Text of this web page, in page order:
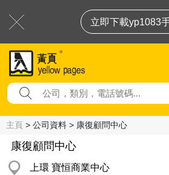
立即下載yp1083
主頁 > 公司資料 > 康復顧問中心
康復顧問中心
上環 寶恒商業中心